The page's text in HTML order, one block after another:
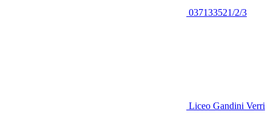
037133521/2/3
Liceo Gandini Verri